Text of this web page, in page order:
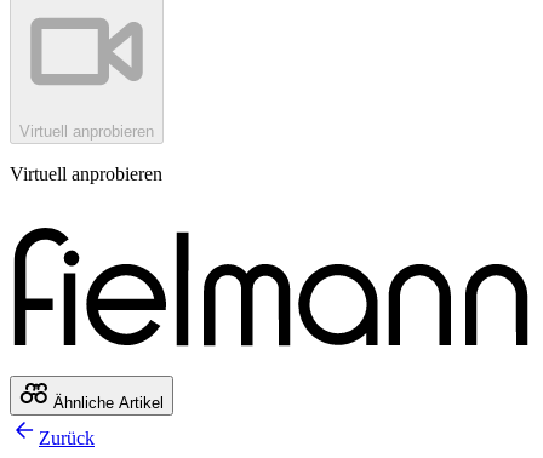
Virtuell anprobieren
Virtuell anprobieren
Ähnliche Artikel
Zurück